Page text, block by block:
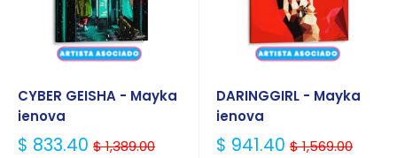
CYBER GEISHA - Mayka
ienova
Precio
$ 833.40 $ 1,389.00
DARINGGIRL - Mayka
ienova
Precio
$ 941.40 $ 1,569.00